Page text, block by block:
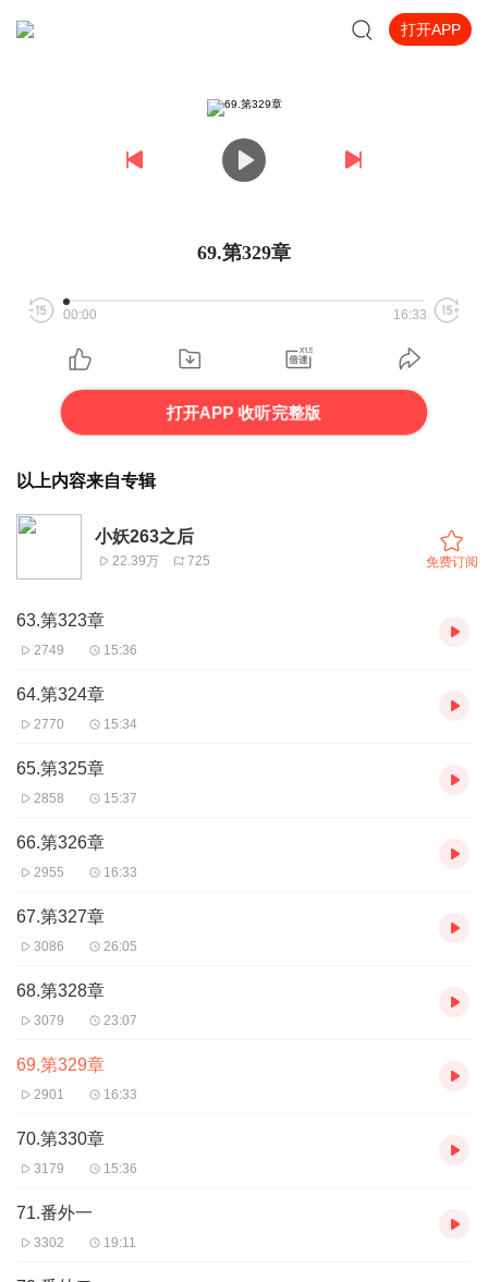
打开APP
69.第329章
00:00 16:33
打开APP 收听完整版
以上内容来自专辑
小妖263之后
22.39万 725 免费订阅
63.第323章
2749 15:36
64.第324章
2770 15:34
65.第325章
2858 15:37
66.第326章
2955 16:33
67.第327章
3086 26:05
68.第328章
3079 23:07
69.第329章
2901 16:33
70.第330章
3179 15:36
71.番外一
3302 19:11